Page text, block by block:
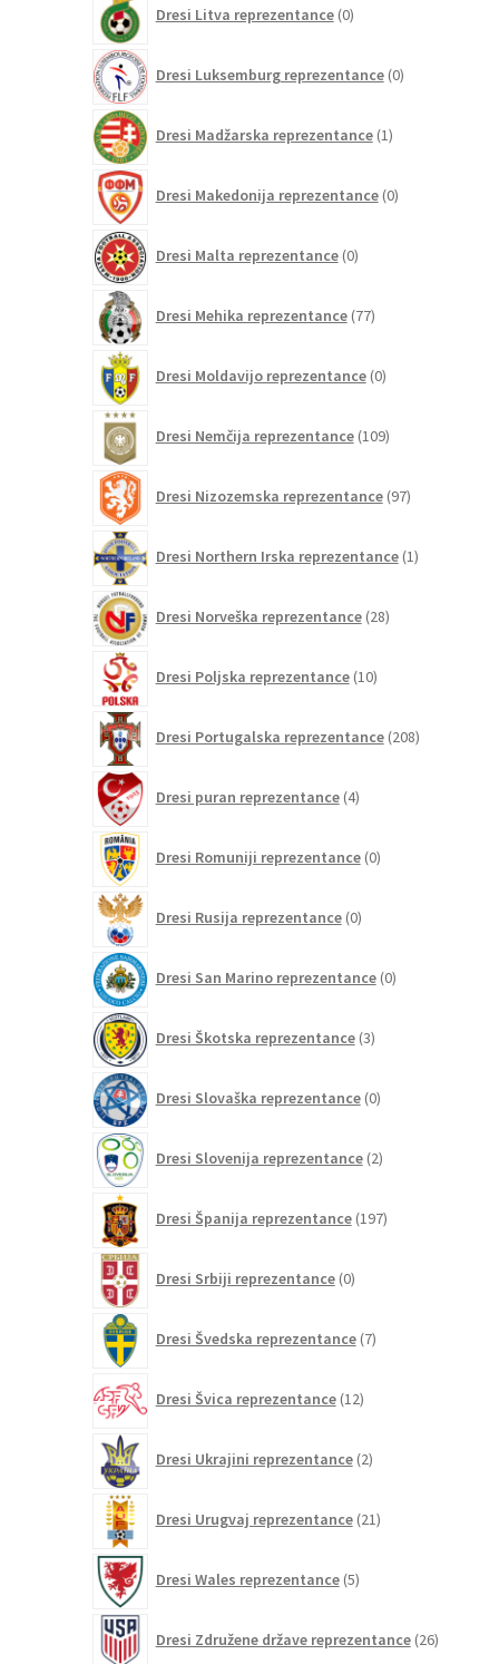
Dresi Litva reprezentance 0izdelkov
Dresi Luksemburg reprezentance 0izdelkov
Dresi Madžarska reprezentance 1izdelek
Dresi Makedonija reprezentance 0izdelkov
Dresi Malta reprezentance 0izdelkov
Dresi Mehika reprezentance 77izdelkov
Dresi Moldavijo reprezentance 0izdelkov
Dresi Nemčija reprezentance 109izdelkov
Dresi Nizozemska reprezentance 97izdelkov
Dresi Northern Irska reprezentance 1izdelek
Dresi Norveška reprezentance 28izdelkov
Dresi Poljska reprezentance 10izdelkov
Dresi Portugalska reprezentance 208izdelkov
Dresi puran reprezentance 4izdelki
Dresi Romuniji reprezentance 0izdelkov
Dresi Rusija reprezentance 0izdelkov
Dresi San Marino reprezentance 0izdelkov
Dresi Škotska reprezentance 3izdelki
Dresi Slovaška reprezentance 0izdelkov
Dresi Slovenija reprezentance 2izdelka
Dresi Španija reprezentance 197izdelkov
Dresi Srbiji reprezentance 0izdelkov
Dresi Švedska reprezentance 7izdelkov
Dresi Švica reprezentance 12izdelkov
Dresi Ukrajini reprezentance 2izdelka
Dresi Urugvaj reprezentance 21izdelkov
Dresi Wales reprezentance 5izdelkov
Dresi Združene države reprezentance 26izdelkov